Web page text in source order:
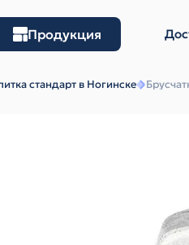
Продукция
стандарт в Ногинске